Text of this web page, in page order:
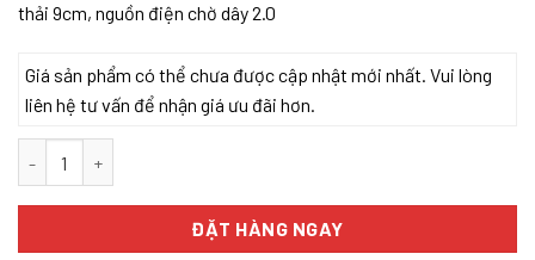
thải 9cm, nguồn điện chờ dây 2.0
Giá sản phẩm có thể chưa được cập nhật mới nhất. Vui lòng
liên hệ tư vấn để nhận giá ưu đãi hơn.
ĐẶT HÀNG NGAY